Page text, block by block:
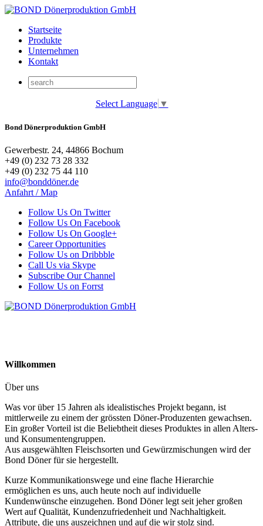
Startseite
Produkte
Unternehmen
Kontakt
Select Language ▼
Bond Dönerproduktion GmbH
Gewerbestr. 24, 44866 Bochum
+49 (0) 232 73 28 332
+49 (0) 232 75 44 110
info@bonddöner.de
Anfahrt / Map
Follow Us On Twitter
Follow Us On Facebook
Follow Us On Google+
Career Opportunities
Follow Us on Dribbble
Call Us via Skype
Subscribe Our Channel
Follow Us on Forrst
Willkommen
Über uns
Was vor über 15 Jahren als idealistisches Projekt begann, ist
mittlerweile zu einem der grössten Döner-Produzenten gewachsen.
Ein großer Vorteil ist die Beliebtheit dieses Produktes in allen Alters-
und Konsumentengruppen.
Aus ausgewählten Fleischsorten und Gewürzmischungen wird der
Bond Döner für sie hergestellt.
Kurze Kommunikationswege und eine flache Hierarchie
ermöglichen es uns, auch heute noch auf individuelle
Kundenwünsche einzugehen. Bond Döner legt seit jeher großen
Wert auf Qualität, Kundenzufriedenheit und Nachhaltigkeit.
Attribute, die uns auszeichnen und auf die wir stolz sind.